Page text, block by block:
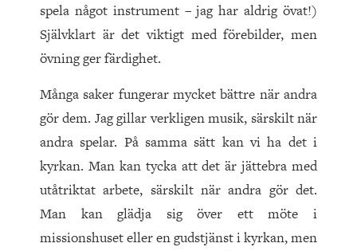
spela något instrument – jag har aldrig övat!)
Självklart är det viktigt med förebilder, men
övning ger färdighet.
Många saker fungerar mycket bättre när andra
gör dem. Jag gillar verkligen musik, särskilt när
andra spelar. På samma sätt kan vi ha det i
kyrkan. Man kan tycka att det är jättebra med
utåtriktat arbete, särskilt när andra gör det.
Man kan glädja sig över ett möte i
missionshuset eller en gudstjänst i kyrkan, men